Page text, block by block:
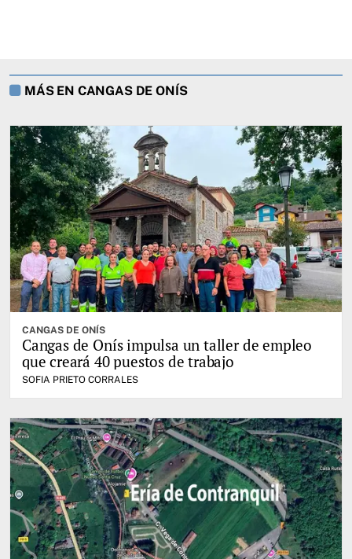
MÁS EN CANGAS DE ONÍS
CANGAS DE ONÍS
Cangas de Onís impulsa un taller de empleo
que creará 40 puestos de trabajo
SOFIA PRIETO CORRALES